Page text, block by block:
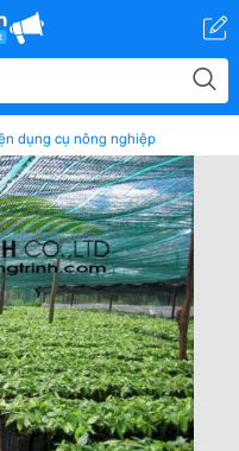
dụng cụ nông nghiệp